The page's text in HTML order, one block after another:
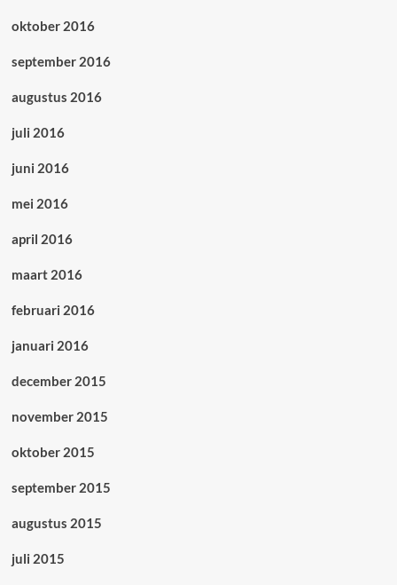
oktober 2016
september 2016
augustus 2016
juli 2016
juni 2016
mei 2016
april 2016
maart 2016
februari 2016
januari 2016
december 2015
november 2015
oktober 2015
september 2015
augustus 2015
juli 2015